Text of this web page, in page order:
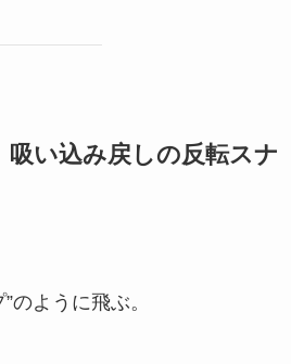
い込み戻しの反転スナ
のように飛ぶ。